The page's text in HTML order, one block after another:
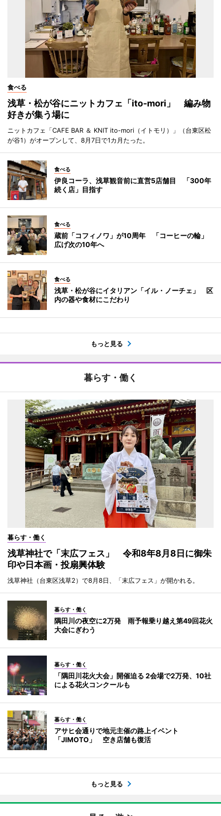
食べる
浅草・松が谷にニットカフェ「ito-mori」 編み物
好きが集う場に
ニットカフェ「CAFE BAR ＆ KNIT ito-mori（イトモリ）」（台東区松
が谷1）がオープンして、8月7日で1カ月たった。
食べる
伊良コーラ、浅草観音前に直営5店舗目 「300年
続く店」目指す
食べる
蔵前「コフィノワ」が10周年 「コーヒーの輪」
広げ次の10年へ
食べる
浅草・松が谷にイタリアン「イル・ノーチェ」 区
内の器や食材にこだわり
もっと見る
暮らす・働く
暮らす・働く
浅草神社で「末広フェス」 令和8年8月8日に御朱
印や日本画・投扇興体験
浅草神社（台東区浅草2）で8月8日、「末広フェス」が開かれる。
暮らす・働く
隅田川の夜空に2万発 雨予報乗り越え第49回花火
大会にぎわう
暮らす・働く
「隅田川花火大会」開催迫る 2会場で2万発、10社
による花火コンクールも
暮らす・働く
アサヒ会通りで地元主催の路上イベント
「JIMOTO」 空き店舗も復活
もっと見る